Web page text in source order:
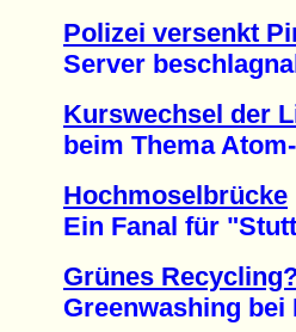
Polizei versenkt
Server
Kurswechsel der
beim Thema Atom-
Hochmoselbrücke
Ein Fanal für
Grünes
Greenwashing bei